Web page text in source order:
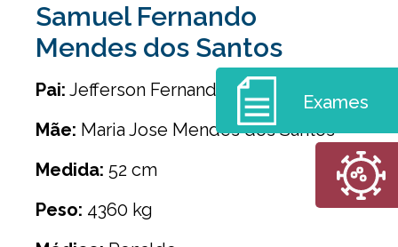
Samuel Fernando
Mendes dos Santos
Pai: Jefferson Fernando Santos
Mãe: Maria Jose Mendes dos Santos
Medida: 52 cm
Peso: 4360 kg
Exames